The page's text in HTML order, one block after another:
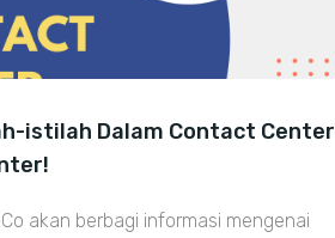
istilah Dalam Contact Center
akan berbagi informasi mengenai